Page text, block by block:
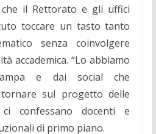
il Rettorato e gli uffici
toccare un tasto tanto
senza coinvolgere
accademica. “Lo abbiamo
e dai social che
tornare sul progetto delle
confessano docenti e
di primo piano.